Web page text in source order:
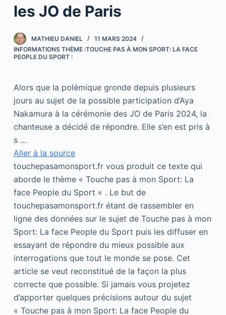
n
n
u
les JO de Paris
MATHIEU DANIEL
11 MARS 2024
INFORMATIONS THÈME :TOUCHE PAS À MON SPORT: LA FACE
PEOPLE DU SPORT :
Alors que la polémique gronde depuis plusieurs
jours au sujet de la possible participation d’Aya
Nakamura à la cérémonie des JO de Paris 2024, la
chanteuse a décidé de répondre. Elle s’en est pris à
s …
Aller à la source
touchepasamonsport.fr vous produit ce texte qui
aborde le thème « Touche pas à mon Sport: La
face People du Sport « . Le but de
touchepasamonsport.fr étant de rassembler en
ligne des données sur le sujet de Touche pas à mon
Sport: La face People du Sport puis les diffuser en
essayant de répondre du mieux possible aux
interrogations que tout le monde se pose. Cet
article se veut reconstitué de la façon la plus
correcte que possible. Si jamais vous projetez
d’apporter quelques précisions autour du sujet
« Touche pas à mon Sport: La face People du